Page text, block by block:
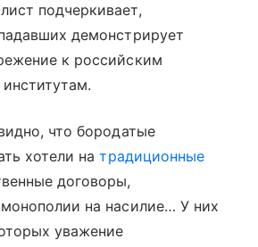
подчеркивает,
демонстрирует
к российским
что бородатые
хотели натрадиционные
договоры,
на насилие… У них
уважение